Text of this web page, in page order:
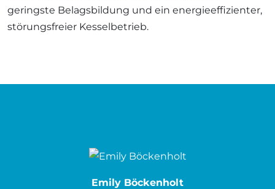
geringste Belagsbildung und ein energieeffizienter,
störungsfreier Kesselbetrieb.
Emily Böckenholt